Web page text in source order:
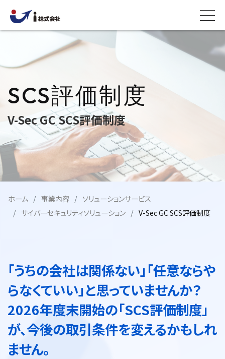
SCS評価制度
V-Sec GC SCS評価制度
ホーム 事業内容
ソリューションサービス
サイバーセキュリティソリューション
V-Sec GC SCS評価制度
「うちの会社は関係ない」「任意ならや
らなくていい」と思っていませんか？
2026年度末開始の「SCS評価制度」
が、今後の取引条件を変えるかもしれ
ません。